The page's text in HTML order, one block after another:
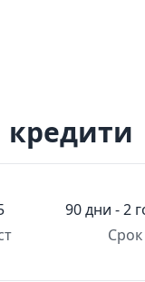
90 дни - 2
Срок